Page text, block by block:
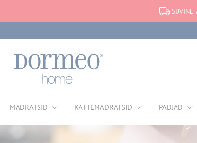
SUVINE
MADRATSID KATTEMADRATSID PADJAD